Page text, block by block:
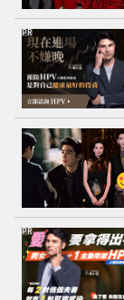
PR
PR